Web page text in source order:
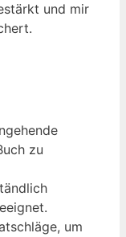
und mir
zu
um